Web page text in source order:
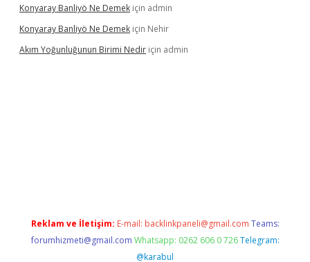
Konyaray Banliyö Ne Demek için admin
Konyaray Banliyö Ne Demek için Nehir
Akım Yoğunluğunun Birimi Nedir için admin
Reklam ve İletişim: E-mail: backlinkpaneli@gmail.com Teams:
forumhizmeti@gmail.com Whatsapp: 0262 606 0 726 Telegram:
@karabul